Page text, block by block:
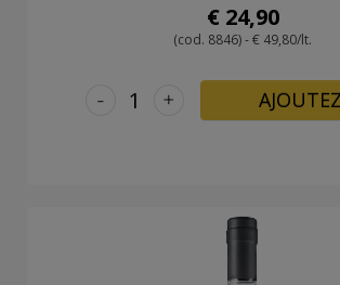
€ 24,90
(cod. 8846) - € 49,80/lt.
+
- AJOUTEZ